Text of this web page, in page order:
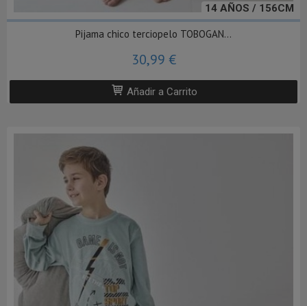
14 AÑOS / 156CM
Pijama chico terciopelo TOBOGAN...
30,99 €
Añadir a Carrito